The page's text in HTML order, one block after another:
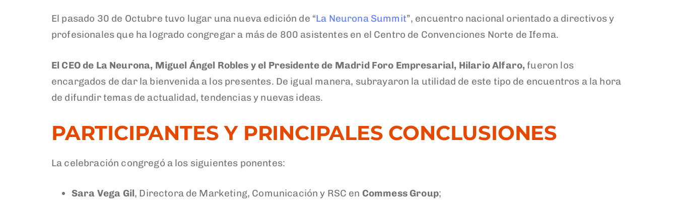
El pasado 30 de Octubre tuvo lugar una nueva edición de “La Neurona Summit”, encuentro nacional orientado a directivos y
profesionales que ha logrado congregar a más de 800 asistentes en el Centro de Convenciones Norte de Ifema.
El CEO de La Neurona, Miguel Ángel Robles y el Presidente de Madrid Foro Empresarial, Hilario Alfaro, fueron los
encargados de dar la bienvenida a los presentes. De igual manera, subrayaron la utilidad de este tipo de encuentros a la hora
de difundir temas de actualidad, tendencias y nuevas ideas.
PARTICIPANTES Y PRINCIPALES CONCLUSIONES
La celebración congregó a los siguientes ponentes:
Sara Vega Gil, Directora de Marketing, Comunicación y RSC en Commess Group;